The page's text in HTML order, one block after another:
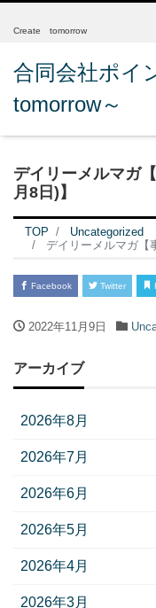
Create tomorrow
合同会社ポイ
tomorrow～
デイリーメルマガ
月8日)】
TOP
Uncategorized
デイリーメルマガ【
Facebook Twitter
2022年11月9日
アーカイブ
2026年8月
2026年7月
2026年6月
2026年5月
2026年4月
2026年3月